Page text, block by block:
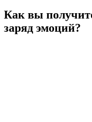
Как вы
заряд эмоций?